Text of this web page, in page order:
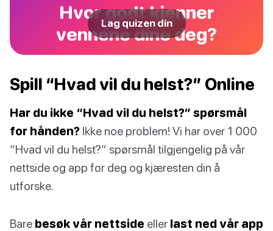
Hvor godt kjenner
vennene dine deg?
Lag quizen din
Spill “Hvad vil du helst?” Online
Har du ikke “Hvad vil du helst?” spørsmål
for hånden? Ikke noe problem! Vi har over 1 000
“Hvad vil du helst?” spørsmål tilgjengelig på vår
nettside og app for deg og kjæresten din å
utforske.
Bare besøk vår nettside eller last ned vår app